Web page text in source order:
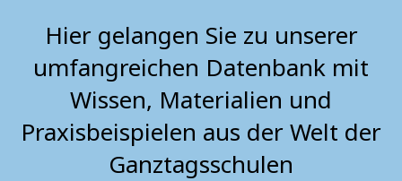
Hier gelangen Sie zu unserer
umfangreichen Datenbank mit
Wissen, Materialien und
Praxisbeispielen aus der Welt der
Ganztagsschulen